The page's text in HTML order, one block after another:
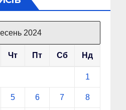
2024
Чт Пт Сб Нд
1
5 6 7 8